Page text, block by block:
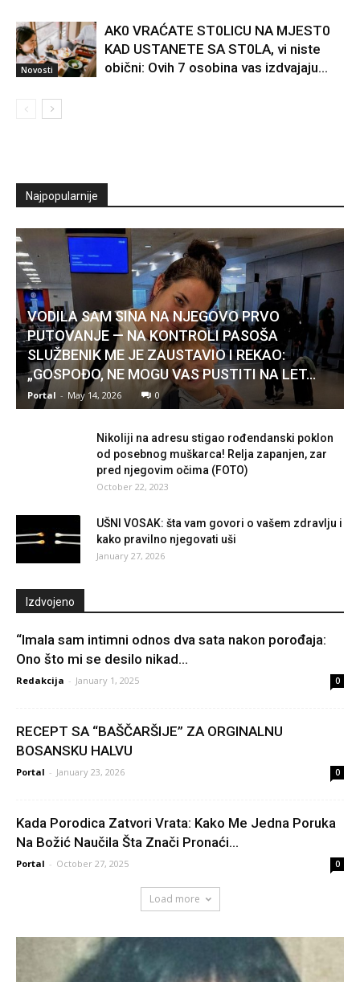
Novosti
AK0 VRAĆATE ST0LlCU NA MJEST0
KAD USTANETE SA ST0LA, vi niste
obični: Ovih 7 osobina vas izdvajaju…
Najpopularnije
VODILA SAM SINA NA NJEGOVO PRVO
PUTOVANJE — NA KONTROLI PASOŠA
SLUŽBENIK ME JE ZAUSTAVIO I REKAO:
„GOSPOĐO, NE MOGU VAS PUSTITI NA LET...
Portal - May 14, 2026 0
Nikoliji na adresu stigao rođendanski poklon
od posebnog muškarca! Relja zapanjen, zar
pred njegovim očima (FOTO)
October 22, 2023
UŠNI VOSAK: šta vam govori o vašem zdravlju i
kako pravilno njegovati uši
January 27, 2026
Izdvojeno
“Imala sam intimni odnos dva sata nakon porođaja:
Ono što mi se desilo nikad...
Redakcija - January 1, 2025 0
RECEPT SA “BAŠČARŠIJE” ZA ORGINALNU
BOSANSKU HALVU
Portal - January 23, 2026 0
Kada Porodica Zatvori Vrata: Kako Me Jedna Poruka
Na Božić Naučila Šta Znači Pronaći...
Portal - October 27, 2025 0
Load more